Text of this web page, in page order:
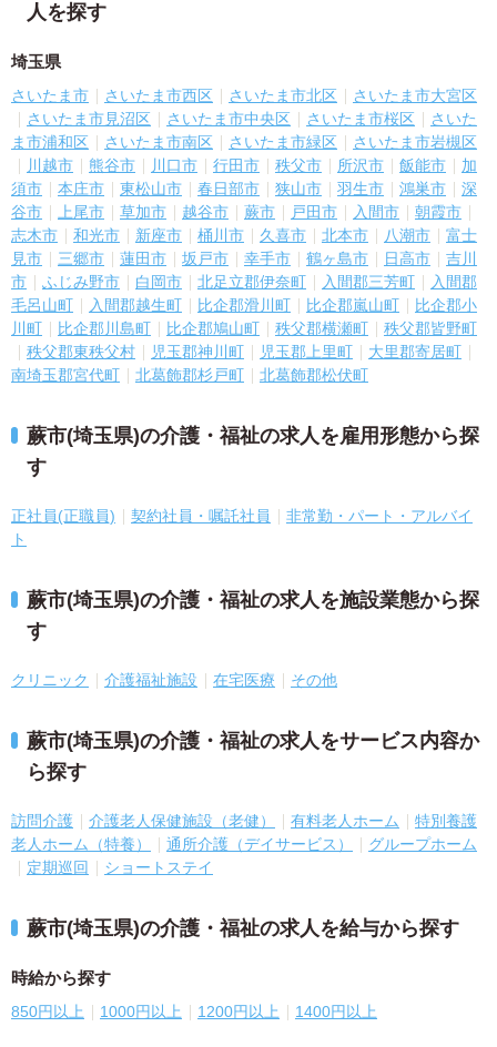
人を探す
埼玉県
さいたま市 さいたま市西区 さいたま市北区
さいたま市大宮区
さいたま市見沼区
さいたま市中央区 さいたま市桜区
さいた
ま市浦和区
さいたま市南区 さいたま市緑区
さいたま市岩槻区
川越市
熊谷市 川口市 行田市 秩父市 所沢市 飯能市
加
須市
本庄市 東松山市 春日部市 狭山市 羽生市 鴻巣市
深
谷市
上尾市 草加市 越谷市 蕨市 戸田市 入間市
朝霞市
志木市
和光市 新座市 桶川市 久喜市 北本市 八潮市
富士
見市
三郷市 蓮田市 坂戸市 幸手市 鶴ヶ島市 日高市
吉川
市
ふじみ野市 白岡市 北足立郡伊奈町 入間郡三芳町
入間郡
毛呂山町
入間郡越生町 比企郡滑川町 比企郡嵐山町
比企郡小
川町
比企郡川島町 比企郡鳩山町 秩父郡横瀬町
秩父郡皆野町
秩父郡東秩父村
児玉郡神川町 児玉郡上里町
大里郡寄居町
南埼玉郡宮代町
北葛飾郡杉戸町 北葛飾郡松伏町
蕨市(埼玉県)の介護・福祉の求人を雇用形態から探
す
正社員(正職員) 契約社員・嘱託社員
非常勤・パート・アルバイ
ト
蕨市(埼玉県)の介護・福祉の求人を施設業態から探
す
クリニック 介護福祉施設 在宅医療 その他
蕨市(埼玉県)の介護・福祉の求人をサービス内容か
ら探す
訪問介護 介護老人保健施設（老健） 有料老人ホーム
特別養護
老人ホーム（特養）
通所介護（デイサービス）
グループホーム
定期巡回
ショートステイ
蕨市(埼玉県)の介護・福祉の求人を給与から探す
時給から探す
850円以上 1000円以上 1200円以上 1400円以上